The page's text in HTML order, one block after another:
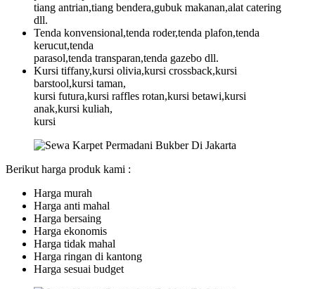
tiang antrian,tiang bendera,gubuk makanan,alat catering
dll.
Tenda konvensional,tenda roder,tenda plafon,tenda
kerucut,tenda
parasol,tenda transparan,tenda gazebo dll.
Kursi tiffany,kursi olivia,kursi crossback,kursi
barstool,kursi taman,
kursi futura,kursi raffles rotan,kursi betawi,kursi
anak,kursi kuliah,
kursi
Berikut harga produk kami :
Harga murah
Harga anti mahal
Harga bersaing
Harga ekonomis
Harga tidak mahal
Harga ringan di kantong
Harga sesuai budget